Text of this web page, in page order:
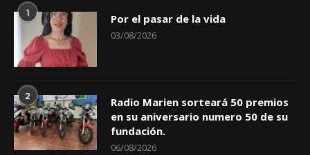
1 Por el pasar de la vida
03/08/2026
2
Radio Marien sorteará 50 premios
en su aniversario numero 50 de su
fundación.
06/08/2026